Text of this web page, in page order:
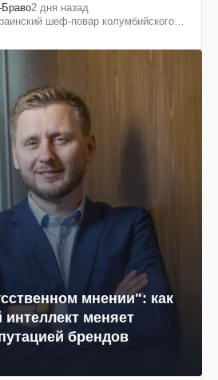
2 дня назад
шеф-повар колумбийского
мнении": как
интеллект меняет
брендов